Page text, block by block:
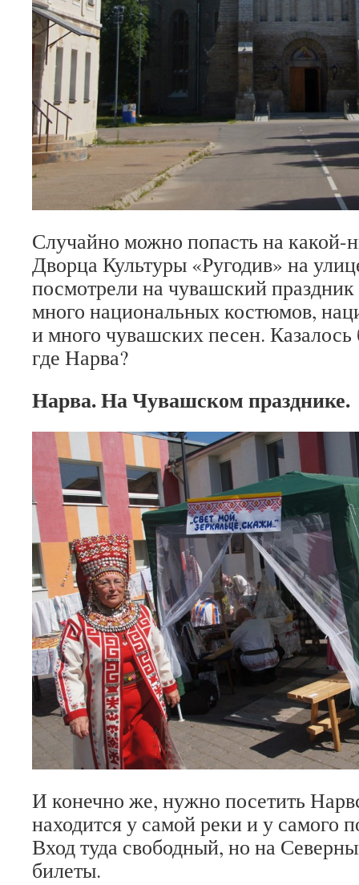
Случайно можно попасть на какой-
Дворца Культуры «Ругодив» на
посмотрели на чувашский
много национальных костюмов,
и много чувашских песен.
где Нарва?
Нарва. На Чувашском празднике.
И конечно же, нужно посетить
находится у самой реки и у самого
Вход туда свободный, но на
билеты.